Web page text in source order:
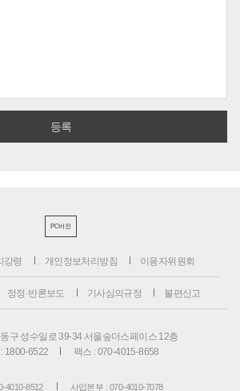
PC버전
강령 개인정보처리방침 이용자위원회
정정·반론보도 기사심의규정 불편신고
구 성수일로 39-34 서울숲더스페이스 12층
1800-6522
팩스 : 070-4015-8658
4010-8512 사업본부 : 070-4010-7078